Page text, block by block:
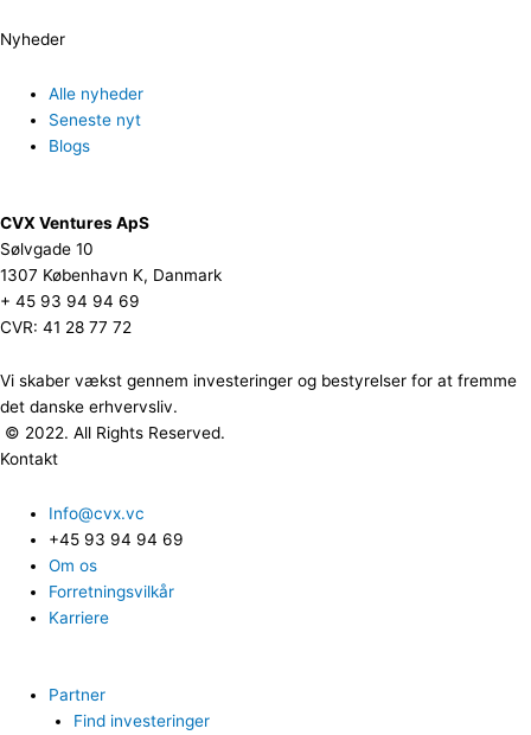
Nyheder
Alle nyheder
Seneste nyt
Blogs
CVX Ventures ApS
Sølvgade 10
1307 København K, Danmark
+ 45 93 94 94 69
CVR: 41 28 77 72
Vi skaber vækst gennem investeringer og bestyrelser for at fremme
det danske erhvervsliv.
© 2022. All Rights Reserved.
Kontakt
Info@cvx.vc
+45 93 94 94 69
Om os
Forretningsvilkår
Karriere
Partner
Find investeringer